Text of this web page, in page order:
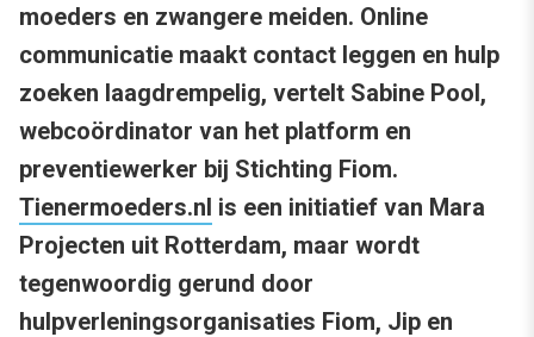
moeders en zwangere meiden. Online
communicatie maakt contact leggen en hulp
zoeken laagdrempelig, vertelt Sabine Pool,
webcoördinator van het platform en
preventiewerker bij Stichting Fiom.
Tienermoeders.nl is een initiatief van Mara
Projecten uit Rotterdam, maar wordt
tegenwoordig gerund door
hulpverleningsorganisaties Fiom, Jip en